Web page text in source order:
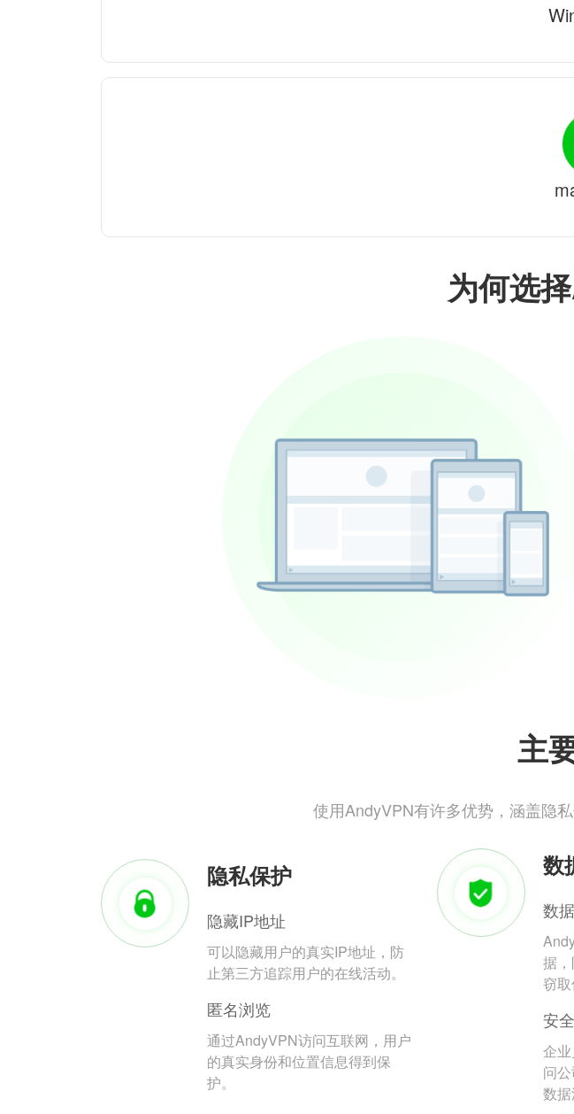
为何选
主
使用AndyVPN有许多优势，涵盖隐
隐私保护
隐藏IP地址
可以隐藏用户的真实IP地址，防
止第三方追踪用户的在线活动。
匿名浏览
通过AndyVPN访问互联网，用户
的真实身份和位置信息得到保
护。
数
数
据
窃取
安
企
问
数据